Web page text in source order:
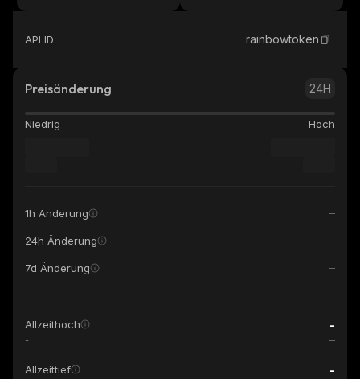
API ID rainbowtoken
Preisänderung 24H
Niedrig Hoch
1h Änderung
24h Änderung
7d Änderung
Allzeithoch -
-
Allzeittief -